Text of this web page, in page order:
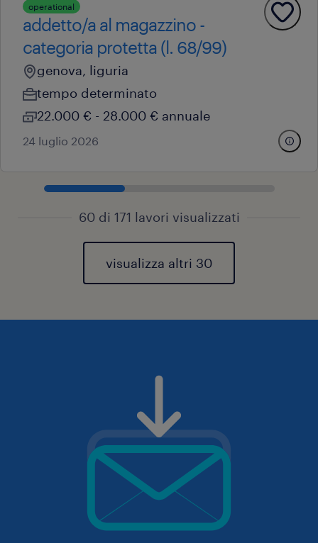
operational
addetto/a al magazzino -
categoria protetta (l. 68/99)
genova, liguria
tempo determinato
22.000 € - 28.000 € annuale
24 luglio 2026
60 di 171 lavori visualizzati
visualizza altri 30